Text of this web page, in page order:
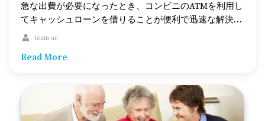
急な出費が必要になったとき、コンビニのATMを利用し
てキャッシュローンを借りることが便利で迅速な解決策
となります。この記事では、日本のコンビニATMを使っ
ます。 1. キャッシュローンとは？ キャッシュローン
す。銀行や消費者金融から提供されるこのローンは、コ
ンビニATMを通じて簡単に利用できます。少額の借り入
れができ、審査も比較的迅速に行われるのが特徴です。
team ac
Read More